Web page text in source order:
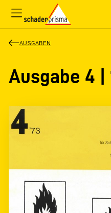
AUSGABEN
Ausgabe 4 |